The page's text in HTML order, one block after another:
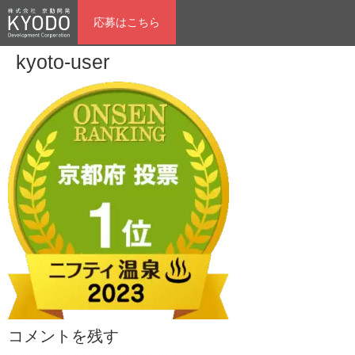
応募はこちら
kyoto-user
コメントを残す